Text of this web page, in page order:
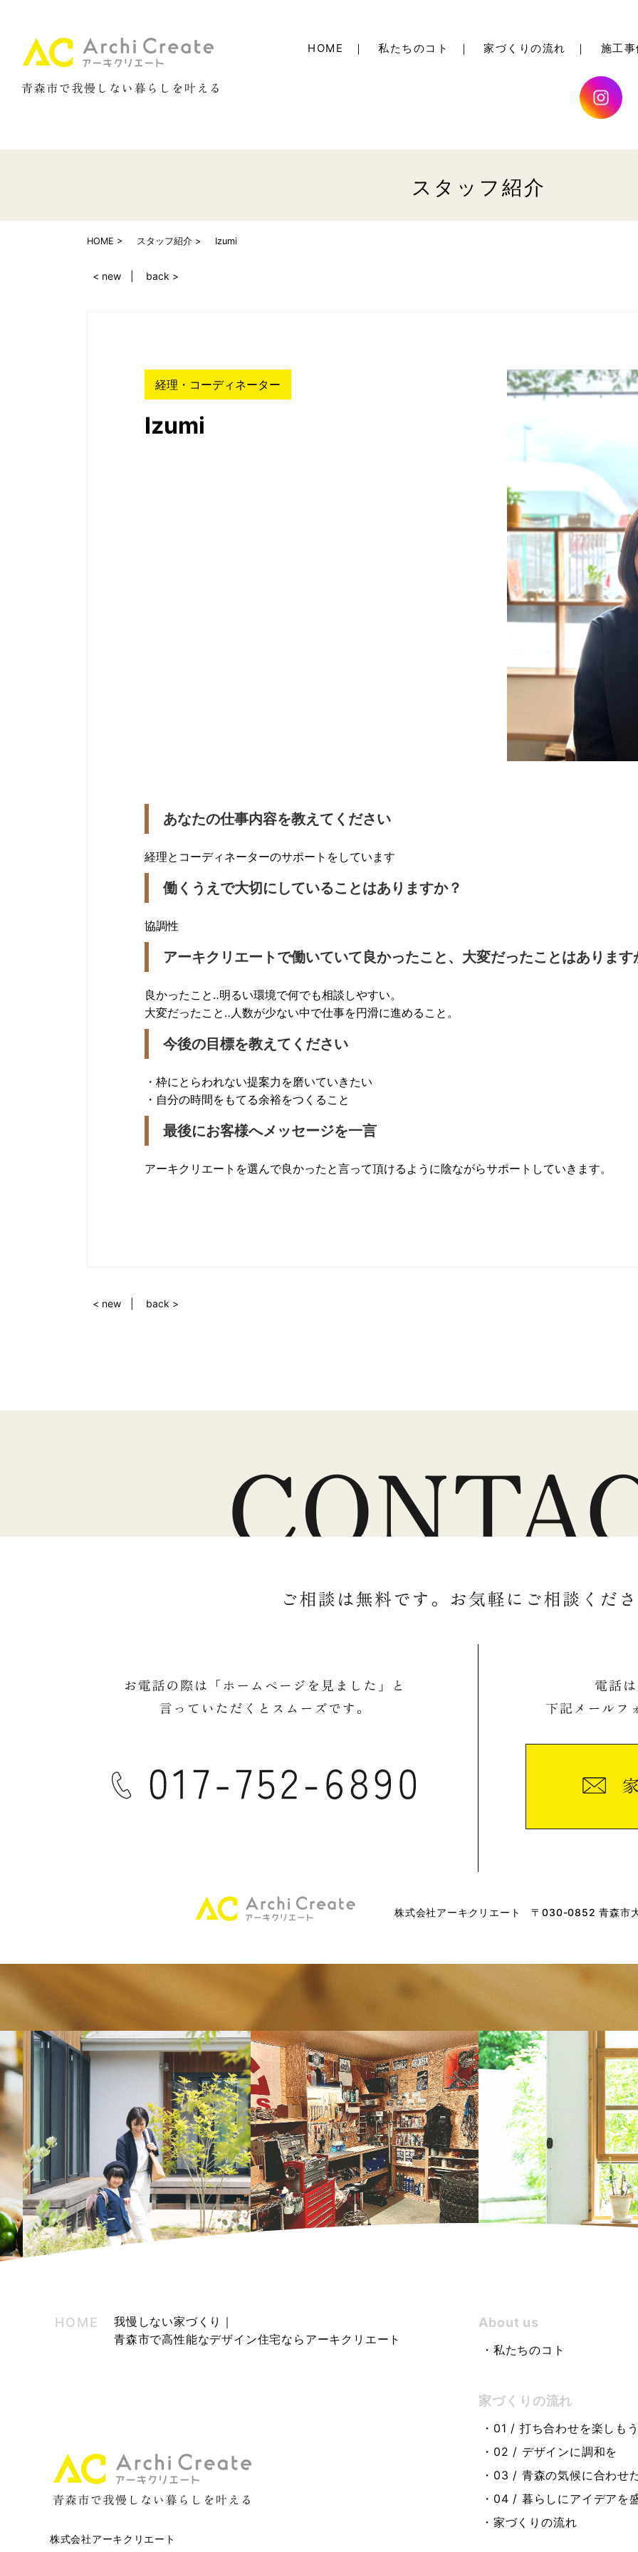
HOME｜ 私たちのコト ｜ 家づくりの流れ｜ 施工
スタッフ紹介
HOME スタッフ紹介 Izumi
< new back >
経理・コーディネーター
Izumi
あなたの仕事内容を教えてください
経理とコーディネーターのサポートをしています
働くうえで大切にしていることはありますか？
協調性
アーキクリエートで働いていて良かったこと、大変だったことはあります
良かったこと‥明るい環境で何でも相談しやすい。
大変だったこと‥人数が少ない中で仕事を円滑に進めること。
今後の目標を教えてください
・枠にとらわれない提案力を磨いていきたい
・自分の時間をもてる余裕をつくること
最後にお客様へメッセージを一言
アーキクリエートを選んで良かったと言って頂けるように陰ながらサポートしていきます。
< new back >
株式会社アーキクリエート 〒030-0852 青森
HOME
我慢しない家づくり｜
青森市で高性能なデザイン住宅ならアーキクリエート
株式会社アーキクリエート
About us
・私たちのコト
家づくりの流れ
・01 / 打ち合わせを楽しも
・02 / デザインに調和を
・03 / 青森の気候に合わせ
・04 / 暮らしにアイデアを
・家づくりの流れ